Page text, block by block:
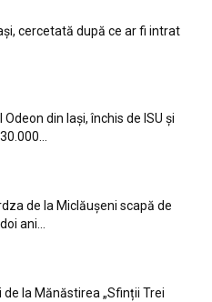
cercetată după ce ar fi intrat
din Iași, închis de ISU și
de la Miclăușeni scapă de
ani...
la Mănăstirea „Sfinții Trei